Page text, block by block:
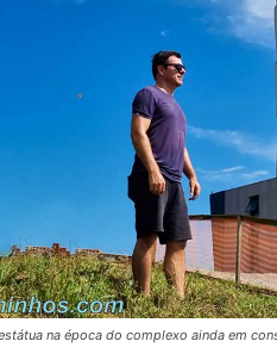
na época do complexo ainda em